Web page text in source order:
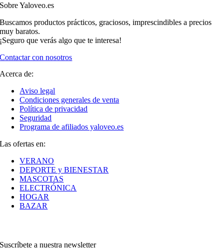
Sobre Yaloveo.es
Buscamos productos prácticos, graciosos, imprescindibles a precios
muy baratos.
¡Seguro que verás algo que te interesa!
Contactar con nosotros
Acerca de:
Aviso legal
Condiciones generales de venta
Política de privacidad
Seguridad
Programa de afiliados yaloveo.es
Las ofertas en:
VERANO
DEPORTE y BIENESTAR
MASCOTAS
ELECTRÓNICA
HOGAR
BAZAR
Suscríbete a nuestra newsletter